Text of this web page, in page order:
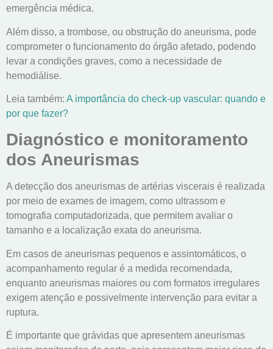
emergência médica.
Além disso, a trombose, ou obstrução do aneurisma, pode
comprometer o funcionamento do órgão afetado, podendo
levar a condições graves, como a necessidade de
hemodiálise.
Leia também: A importância do check-up vascular: quando e
por que fazer?
Diagnóstico e monitoramento
dos Aneurismas
A detecção dos aneurismas de artérias viscerais é realizada
por meio de exames de imagem, como ultrassom e
tomografia computadorizada, que permitem avaliar o
tamanho e a localização exata do aneurisma.
Em casos de aneurismas pequenos e assintomáticos, o
acompanhamento regular é a medida recomendada,
enquanto aneurismas maiores ou com formatos irregulares
exigem atenção e possivelmente intervenção para evitar a
ruptura.
É importante que grávidas que apresentem aneurismas